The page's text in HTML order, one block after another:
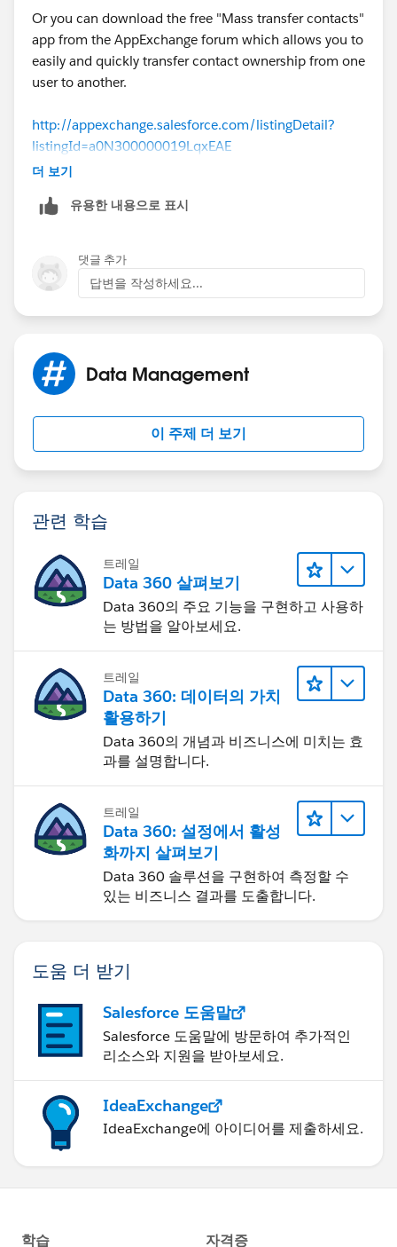
Or you can download the free "Mass transfer contacts"
app from the AppExchange forum which allows you to
easily and quickly transfer contact ownership from one
user to another.
http://appexchange.salesforce.com/listingDetail?
listingId=a0N300000019LqxEAE
더 보기
유용한 내용으로 표시
댓글 추가
답변을 작성하세요...
Data Management
이 주제 더 보기
관련 학습
트레일
Data 360 살펴보기
Data 360의 주요 기능을 구현하고 사용하
는 방법을 알아보세요.
트레일
Data 360: 데이터의 가치
활용하기
Data 360의 개념과 비즈니스에 미치는 효
과를 설명합니다.
트레일
Data 360: 설정에서 활성
화까지 살펴보기
Data 360 솔루션을 구현하여 측정할 수
있는 비즈니스 결과를 도출합니다.
도움 더 받기
Salesforce 도움말
Salesforce 도움말에 방문하여 추가적인
리소스와 지원을 받아보세요.
IdeaExchange
IdeaExchange에 아이디어를 제출하세요.